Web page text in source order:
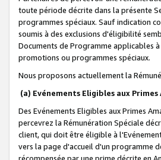
toute période décrite dans la présente
programmes spéciaux. Sauf indication
soumis à des exclusions d'éligibilité
Documents de Programme applicables
promotions ou programmes spéciaux.
Nous proposons actuellement la
(a) Evénements Eligibles aux Primes
Des Evénements Eligibles aux Primes
percevrez la Rémunération Spéciale
client, qui doit être éligible à
vers la page d'accueil d'un programme
récompensée par une prime décrite en